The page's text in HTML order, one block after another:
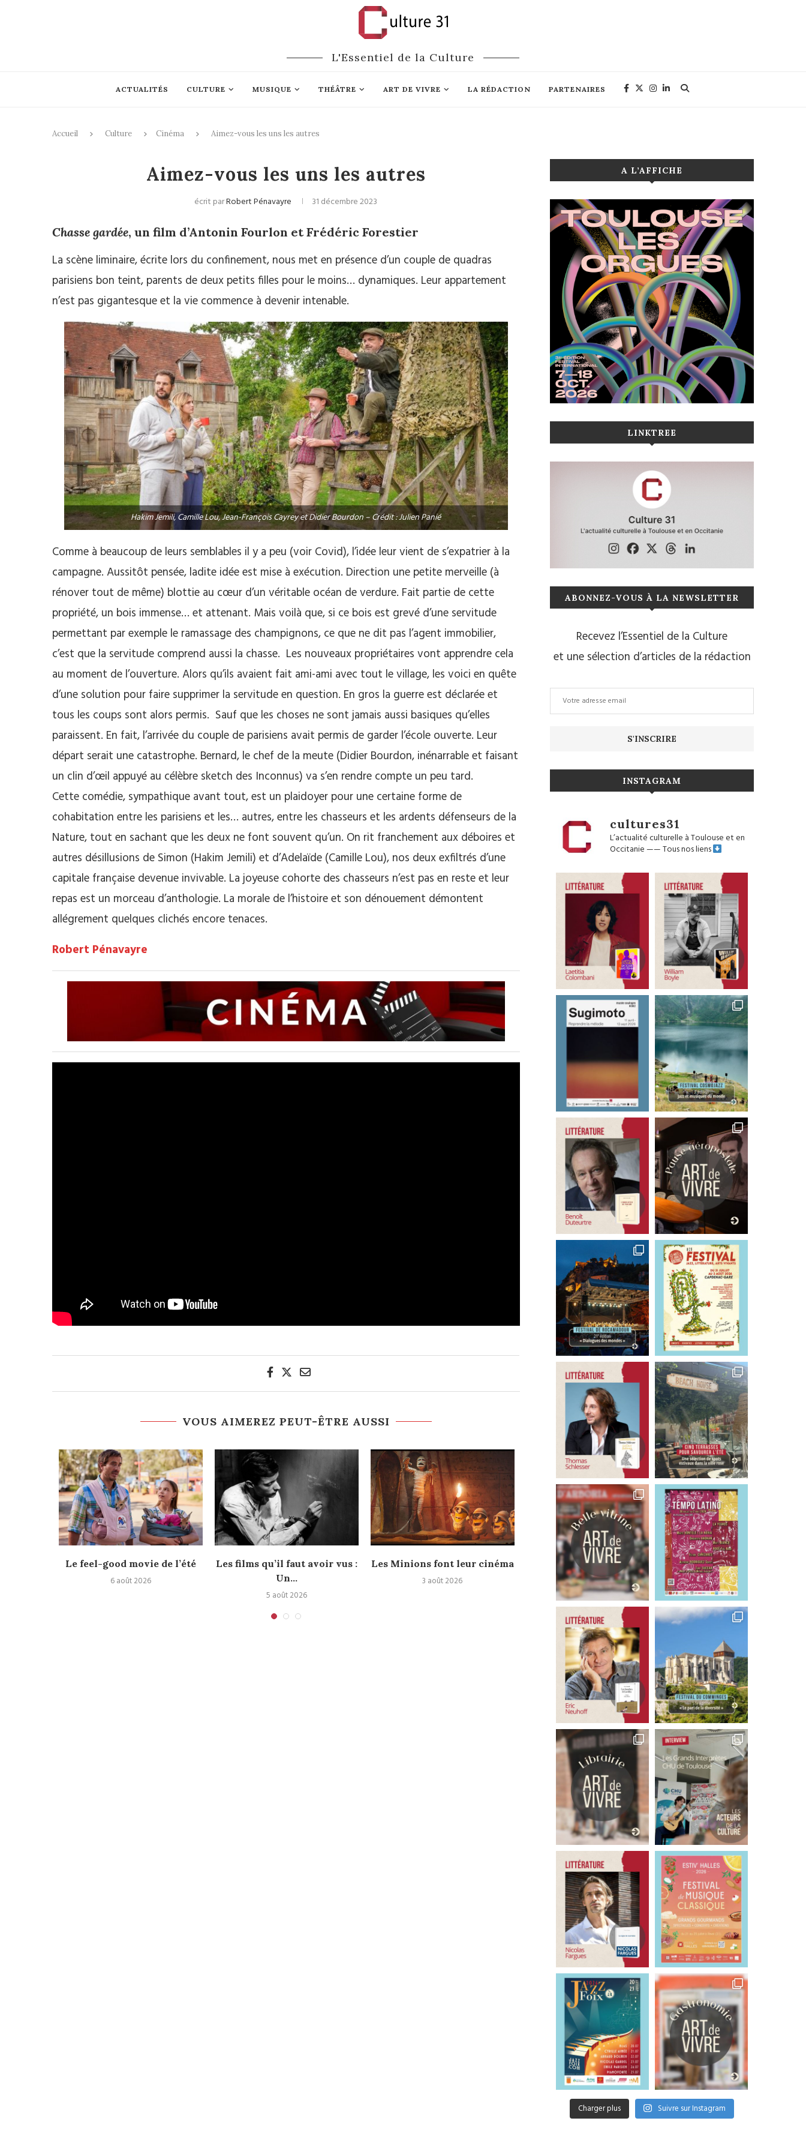
L'Essentiel de la Culture
ACTUALITÉS CULTURE MUSIQUE THÉÂTRE ART DE VIVRE LA RÉDACTION PARTENAIRES
Accueil Culture Cinéma Aimez-vous les uns les autres
Aimez-vous les uns les autres
écrit parRobert Pénavayre 31 décembre 2023
Chasse gardée, un film d’Antonin Fourlon et Frédéric Forestier
La scène liminaire, écrite lors du confinement, nous met en présence d’un couple de quadras
parisiens bon teint, parents de deux petits filles pour le moins… dynamiques. Leur appartement
n’est pas gigantesque et la vie commence à devenir intenable.
Hakim Jemili, Camille Lou, Jean-François Cayrey et Didier Bourdon – Crédit : Julien Panié
Comme à beaucoup de leurs semblables il y a peu (voir Covid), l’idée leur vient de s’expatrier à la
campagne. Aussitôt pensée, ladite idée est mise à exécution. Direction une petite merveille (à
rénover tout de même) blottie au cœur d’un véritable océan de verdure. Fait partie de cette
propriété, un bois immense… et attenant. Mais voilà que, si ce bois est grevé d’une servitude
permettant par exemple le ramassage des champignons, ce que ne dit pas l’agent immobilier,
c’est que la servitude comprend aussi la chasse. Les nouveaux propriétaires vont apprendre cela
au moment de l’ouverture. Alors qu’ils avaient fait ami-ami avec tout le village, les voici en quête
d’une solution pour faire supprimer la servitude en question. En gros la guerre est déclarée et
tous les coups sont alors permis. Sauf que les choses ne sont jamais aussi basiques qu’elles
paraissent. En fait, l’arrivée du couple de parisiens avait permis de garder l’école ouverte. Leur
départ serait une catastrophe. Bernard, le chef de la meute (Didier Bourdon, inénarrable et faisant
un clin d’œil appuyé au célèbre sketch des Inconnus) va s’en rendre compte un peu tard.
Cette comédie, sympathique avant tout, est un plaidoyer pour une certaine forme de
cohabitation entre les parisiens et les… autres, entre les chasseurs et les ardents défenseurs de la
Nature, tout en sachant que les deux ne font souvent qu’un. On rit franchement aux déboires et
autres désillusions de Simon (Hakim Jemili) et d’Adelaïde (Camille Lou), nos deux exfiltrés d’une
capitale française devenue invivable. La joyeuse cohorte des chasseurs n’est pas en reste et leur
repas est un morceau d’anthologie. La morale de l’histoire et son dénouement démontent
allégrement quelques clichés encore tenaces.
Robert Pénavayre
VOUS AIMEREZ PEUT-ÊTRE AUSSI
Le feel-good movie de l’été
6 août 2026
Les films qu’il faut avoir vus :
Un...
5 août 2026
Les Minions font leur cinéma
3 août 2026
Good Bye Wolfgang !
1 août 2026
Les films qu’il faut avoir
29 juillet 2026
A L’AFFICHE
LINKTREE
ABONNEZ-VOUS À LA NEWSLETTER
Recevez l’Essentiel de la Culture
et une sélection d’articles de la rédaction
INSTAGRAM
cultures31
L’actualité culturelle à Toulouse et en
Occitanie——Tous nos liens
Charger plus Suivre sur Instagram